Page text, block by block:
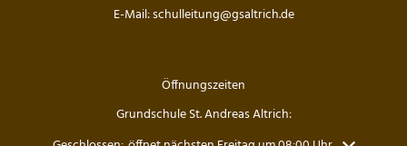
E-Mail: schulleitung@gsaltrich.de
Öffnungszeiten
Grundschule St. Andreas Altrich: